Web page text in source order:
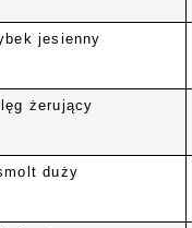
jesienny
żerujący
duży